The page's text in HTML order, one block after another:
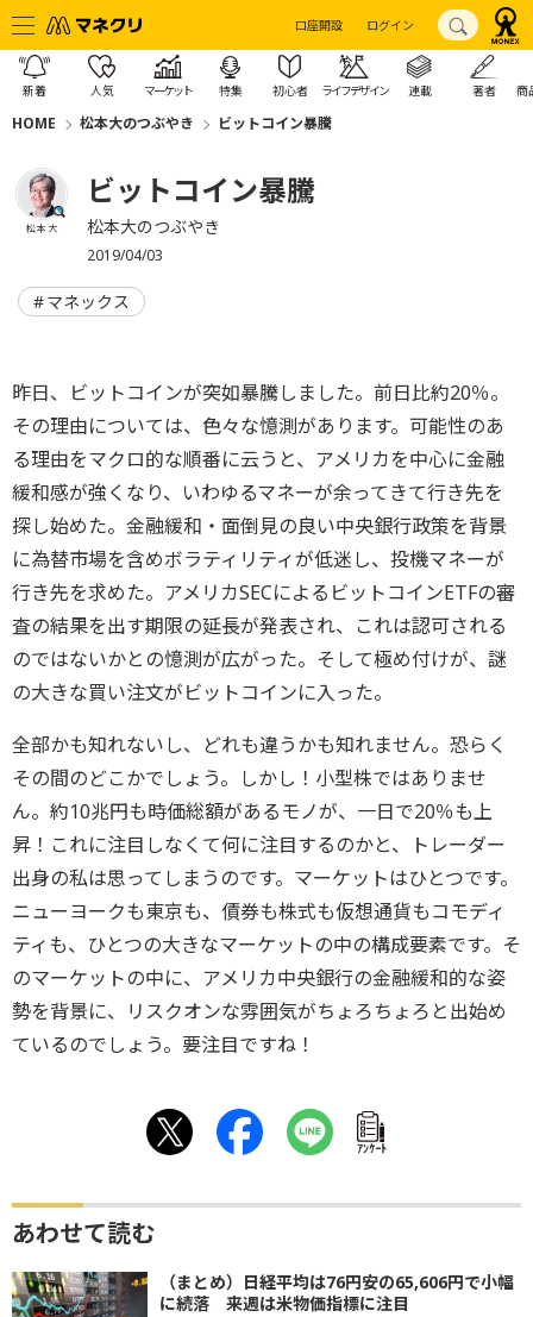
口座開設 ログイン
新着 人気 マーケット 特集 初心者 ライフデザイン 連載 著者 商
HOME 松本大のつぶやき ビットコイン暴騰
松本 大
ビットコイン暴騰
松本大のつぶやき
2019/04/03
マネックス
昨日、ビットコインが突如暴騰しました。前日比約20％。
その理由については、色々な憶測があります。可能性のあ
る理由をマクロ的な順番に云うと、アメリカを中心に金融
緩和感が強くなり、いわゆるマネーが余ってきて行き先を
探し始めた。金融緩和・面倒見の良い中央銀行政策を背景
に為替市場を含めボラティリティが低迷し、投機マネーが
行き先を求めた。アメリカSECによるビットコインETFの審
査の結果を出す期限の延長が発表され、これは認可される
のではないかとの憶測が広がった。そして極め付けが、謎
の大きな買い注文がビットコインに入った。
全部かも知れないし、どれも違うかも知れません。恐らく
その間のどこかでしょう。しかし！小型株ではありませ
ん。約10兆円も時価総額があるモノが、一日で20％も上
昇！これに注目しなくて何に注目するのかと、トレーダー
出身の私は思ってしまうのです。マーケットはひとつです。
ニューヨークも東京も、債券も株式も仮想通貨もコモディ
ティも、ひとつの大きなマーケットの中の構成要素です。そ
のマーケットの中に、アメリカ中央銀行の金融緩和的な姿
勢を背景に、リスクオンな雰囲気がちょろちょろと出始め
ているのでしょう。要注目ですね！
ｱﾝｹｰﾄ
あわせて読む
（まとめ）日経平均は76円安の65,606円で小幅
に続落 来週は米物価指標に注目